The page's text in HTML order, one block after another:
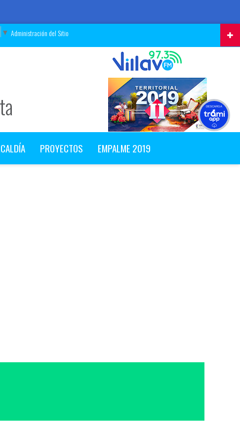
▼ Administración del Sitio
PROYECTOS EMPALME 2019
DESCARGA